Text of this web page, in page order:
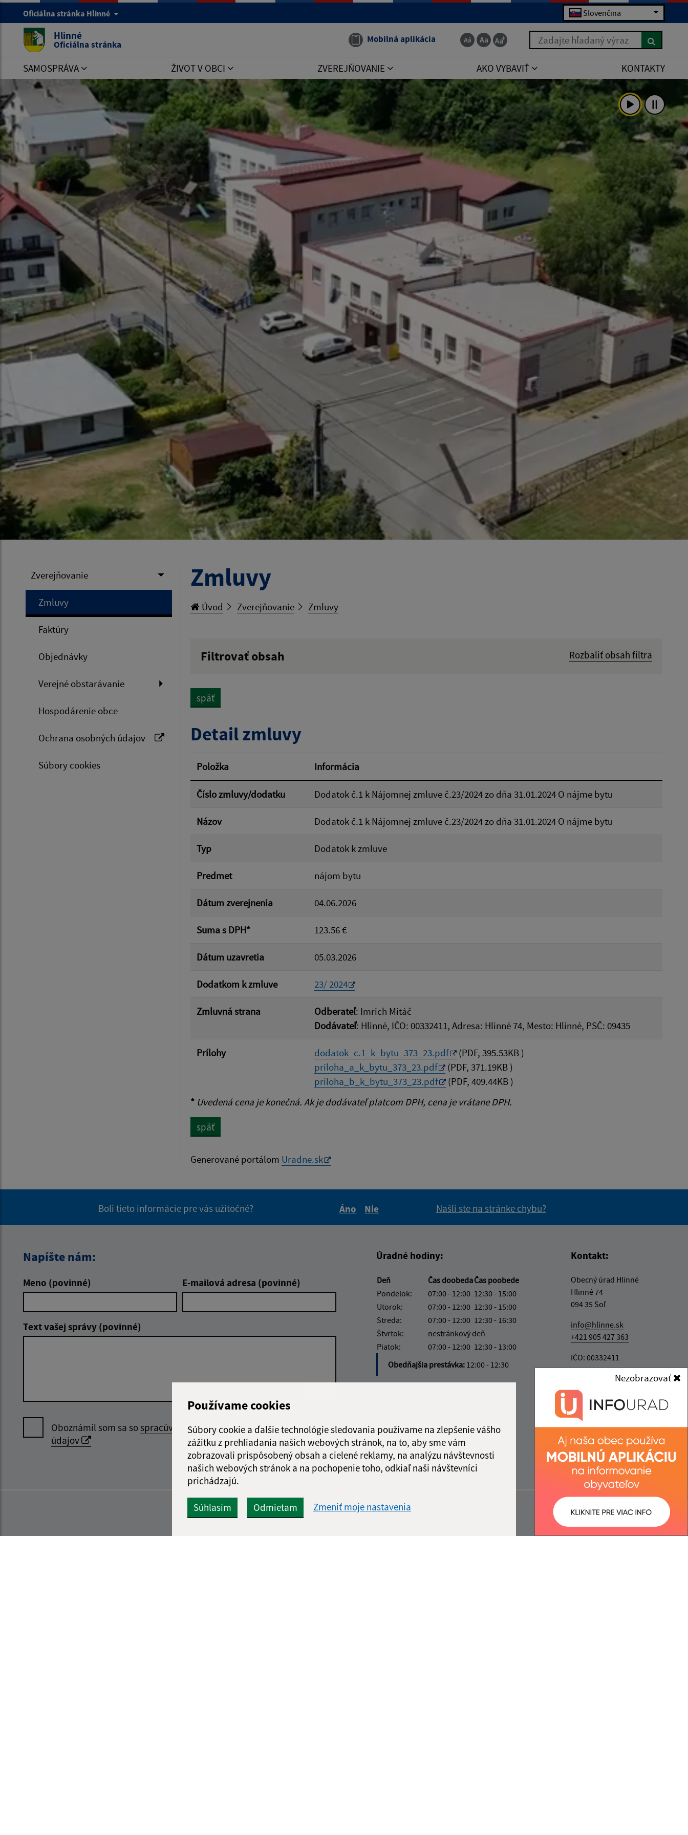
Používame cookies
Súbory cookie a ďalšie technológie sledovania používame na zlepšenie vášho
zážitku z prehliadania našich webových stránok, na to, aby sme vám
zobrazovali prispôsobený obsah a cielené reklamy, na analýzu návštevnosti
našich webových stránok a na pochopenie toho, odkiaľ naši návštevníci
prichádzajú.
Súhlasím Odmietam Zmeniť moje nastavenia
Nezobrazovať
Oficiálna stránka Hlinné Slovenčina
Hlinné
Oficiálna stránka Mobilná aplikácia Zadajte hľadaný výraz
SAMOSPRÁVA ŽIVOT V OBCI ZVEREJŇOVANIE AKO VYBAVIŤ KONTAKTY
Zverejňovanie
Zmluvy
Faktúry
Objednávky
Verejné obstarávanie
Hospodárenie obce
Ochrana osobných údajov
Súbory cookies
Zmluvy
Úvod Zverejňovanie Zmluvy
Filtrovať obsah
Rozbaliť obsah filtra
Suma od:
späť
Detail zmluvy
Položka Informácia
Číslo zmluvy/dodatku Dodatok č.1 k Nájomnej zmluve č.23/2024 zo dňa 31.01.2024 O nájme bytu
Názov Dodatok č.1 k Nájomnej zmluve č.23/2024 zo dňa 31.01.2024 O nájme bytu
Typ Dodatok k zmluve
Predmet nájom bytu
Dátum zverejnenia 04.06.2026
Suma s DPH* 123.56 €
Dátum uzavretia 05.03.2026
Dodatkom k zmluve 23/ 2024
Zmluvná strana Odberateľ: Imrich Mitáč
Dodávateľ: Hlinné, IČO: 00332411, Adresa: Hlinné 74, Mesto: Hlinné, PSČ: 09435
Prílohy dodatok_c.1_k_bytu_373_23.pdf
(PDF, 395.53KB )
priloha_a_k_bytu_373_23.pdf
(PDF, 371.19KB )
priloha_b_k_bytu_373_23.pdf
(PDF, 409.44KB )
* Uvedená cena je konečná. Ak je dodávateľ platcom DPH, cena je vrátane DPH.
späť
Generované portálom Uradne.sk
Boli tieto informácie pre vás užitočné?
Áno
Nie
Našli ste na stránke chybu?
Napíšte nám:
Meno (povinné) E-mailová adresa (povinné)
Text vašej správy (povinné)
Oboznámil som sa sospracúvaním osobných
údajov
Odoslať
správu
Úradné hodiny:
Deň Čas doobedaČas poobede
Pondelok:
07:00 - 12:00 12:30 - 15:00
Utorok:
07:00 - 12:00 12:30 - 15:00
Streda:
07:00 - 12:00 12:30 - 16:30
Štvrtok:
nestránkový deň
Piatok:
07:00 - 12:00 12:30 - 13:00
Obedňajšia prestávka: 12:00 - 12:30
Kontakt:
Obecný úrad Hlinné
Hlinné 74
094 35 Soľ
info@hlinne.sk
+421 905 427 363
IČO: 00332411